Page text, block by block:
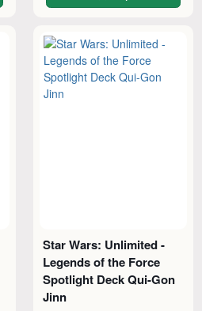
Star Wars: Unlimited -
Legends of the Force
Spotlight Deck Qui-Gon
Jinn